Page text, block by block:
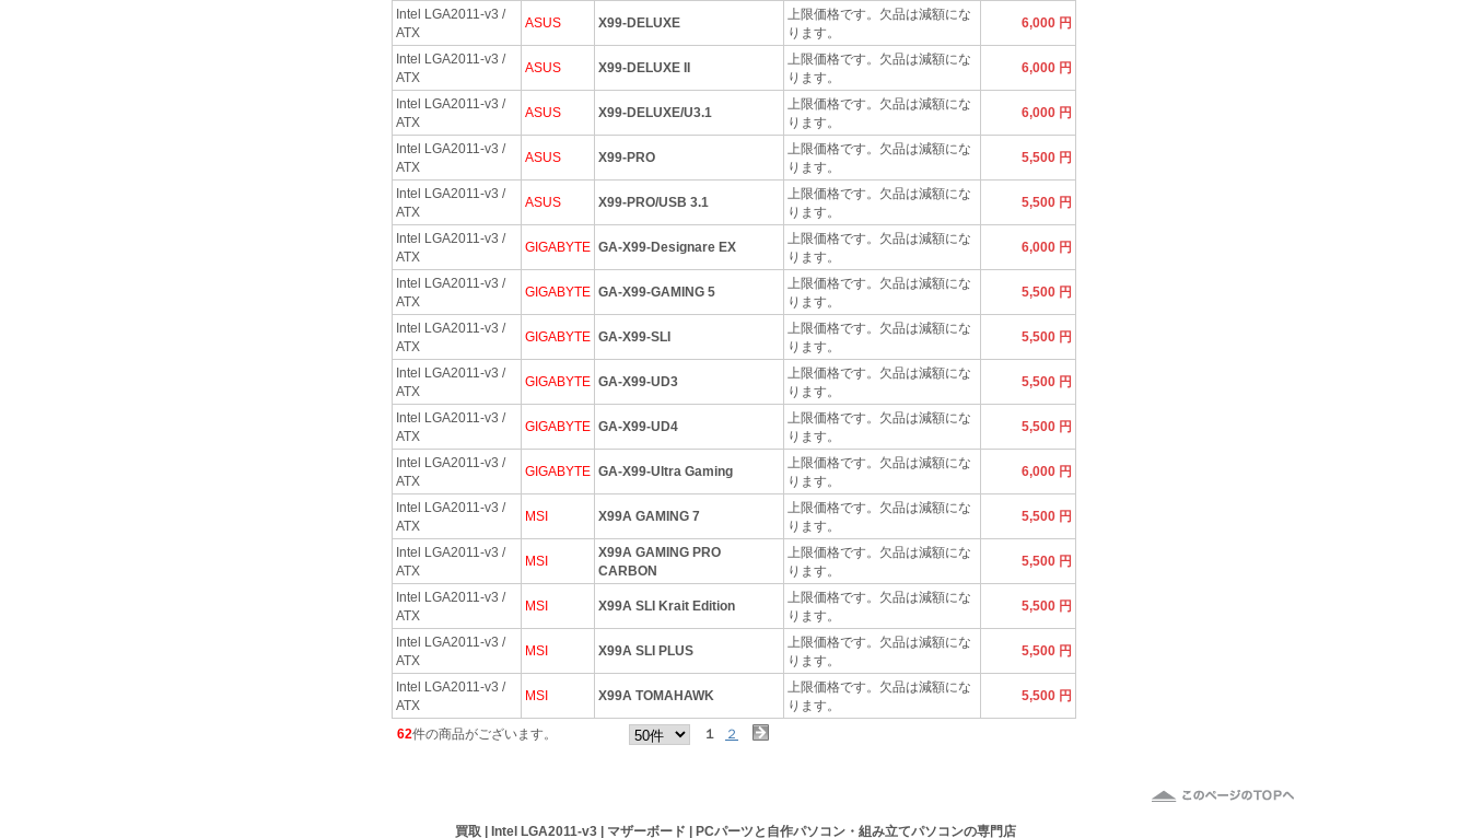
Intel LGA2011-v3 /
ATX
ASUS X99-DELUXE
上限価格です。欠品は減額にな
ります。
6,000 円
Intel LGA2011-v3 /
ATX
ASUS X99-DELUXE II
上限価格です。欠品は減額にな
ります。
6,000 円
Intel LGA2011-v3 /
ATX
ASUS X99-DELUXE/U3.1
上限価格です。欠品は減額にな
ります。
6,000 円
Intel LGA2011-v3 /
ATX
ASUS X99-PRO
上限価格です。欠品は減額にな
ります。
5,500 円
Intel LGA2011-v3 /
ATX
ASUS X99-PRO/USB 3.1
上限価格です。欠品は減額にな
ります。
5,500 円
Intel LGA2011-v3 /
ATX
GIGABYTE GA-X99-Designare EX
上限価格です。欠品は減額にな
ります。
6,000 円
Intel LGA2011-v3 /
ATX
GIGABYTE GA-X99-GAMING 5
上限価格です。欠品は減額にな
ります。
5,500 円
Intel LGA2011-v3 /
ATX
GIGABYTE GA-X99-SLI
上限価格です。欠品は減額にな
ります。
5,500 円
Intel LGA2011-v3 /
ATX
GIGABYTE GA-X99-UD3
上限価格です。欠品は減額にな
ります。
5,500 円
Intel LGA2011-v3 /
ATX
GIGABYTE GA-X99-UD4
上限価格です。欠品は減額にな
ります。
5,500 円
Intel LGA2011-v3 /
ATX
GIGABYTE GA-X99-Ultra Gaming
上限価格です。欠品は減額にな
ります。
6,000 円
Intel LGA2011-v3 /
ATX
MSI X99A GAMING 7
上限価格です。欠品は減額にな
ります。
5,500 円
Intel LGA2011-v3 /
ATX
MSI
X99A GAMING PRO
CARBON
上限価格です。欠品は減額にな
ります。
5,500 円
Intel LGA2011-v3 /
ATX
MSI X99A SLI Krait Edition
上限価格です。欠品は減額にな
ります。
5,500 円
Intel LGA2011-v3 /
ATX
MSI X99A SLI PLUS
上限価格です。欠品は減額にな
ります。
5,500 円
Intel LGA2011-v3 /
ATX
MSI X99A TOMAHAWK
上限価格です。欠品は減額にな
ります。
5,500 円
62件の商品がございます。 １ ２
買取 | Intel LGA2011-v3 | マザーボード | PCパーツと自作パソコン・組み立てパソコンの専門店